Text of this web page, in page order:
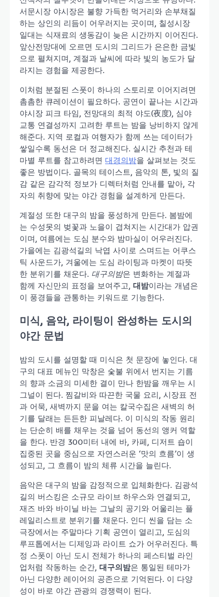
서문시장 야시장은 불향 가득한 먹거리와 손부채질
하는 상인의 리듬이 어우러지는 곳이며, 칠성시장
일대는 식재료의 생동감이 늦은 시간까지 이어진다.
앞산전망대에 오르면 도시의 그리드가 은은한 금빛
으로 펼쳐지며, 계절과 날씨에 따라 빛의 농도가 달
라지는 경험을 제공한다.
이처럼 분절된 스폿이 하나의 스토리로 이어지려면
촘촘한 큐레이션이 필요하다. 공연이 끝나는 시간과
야시장 피크 타임, 전망대의 최적 야도(夜度), 심야
교통 연결성까지 고려한 루트는 밤을 낭비하지 않게
해준다. 지역 로컬과 여행자가 함께 쓰는 데이터가
쌓일수록 동선은 더 정교해진다. 실시간 추천과 테
마별 루트를 참고하려면 대경의밤을 살펴보는 것도
좋은 방법이다. 골목의 테이스트, 음악의 톤, 빛의 질
감 같은 감각적 정보가 디렉터처럼 안내를 맡아, 각
자의 취향에 맞는 야간 경험을 설계하게 만든다.
계절성 또한 대구의 밤을 풍성하게 만든다. 봄밤에
는 수성못의 벚꽃과 노을이 겹쳐지는 시간대가 압권
이며, 여름에는 도심 분수와 밤마실이 어우러진다.
가을에는 김광석길의 낙엽 사이로 스며드는 어쿠스
틱 사운드가, 겨울에는 도심 라이팅과 마켓이 따뜻
한 분위기를 채운다. 대구의밤은 변화하는 계절과
함께 자신만의 표정을 보여주고, 대밤이라는 개념은
이 풍경들을 관통하는 키워드로 기능한다.
미식, 음악, 라이팅이 완성하는 도시의
야간 문법
밤의 도시를 설명할 때 미식은 첫 문장에 놓인다. 대
구의 대표 메뉴인 막창은 숯불 위에서 번지는 기름
의 향과 소금의 미세한 결이 만나 한밤을 깨우는 시
그널이 된다. 찜갈비와 따끈한 국물 요리, 시장표 전
과 어묵, 새벽까지 문을 여는 칼국수집은 새벽의 허
기를 달래는 든든한 피날레다. 이 미식의 작동 원리
는 단순히 배를 채우는 것을 넘어 동선의 앵커 역할
을 한다. 반경 300미터 내에 바, 카페, 디저트 숍이
집중된 곳을 중심으로 자연스러운 ‘맛의 흐름’이 생
성되고, 그 흐름이 밤의 체류 시간을 늘린다.
음악은 대구의 밤을 감정적으로 입체화한다. 김광석
길의 버스킹은 소규모 라이브 하우스와 연결되고,
재즈 바와 바이닐 바는 그날의 공기와 어울리는 플
레일리스트로 분위기를 채운다. 인디 씬을 담는 소
극장에서는 주말마다 기획 공연이 열리고, 도심의
루프톱에서는 디제잉과 라이트 쇼가 어우러진다. 특
정 스폿이 아닌 도시 전체가 하나의 페스티벌 라인
업처럼 작동하는 순간, 대구의밤은 통일된 테마가
아닌 다양한 레이어의 공존으로 기억된다. 이 다양
성이 바로 야간 관광의 경쟁력이 된다.